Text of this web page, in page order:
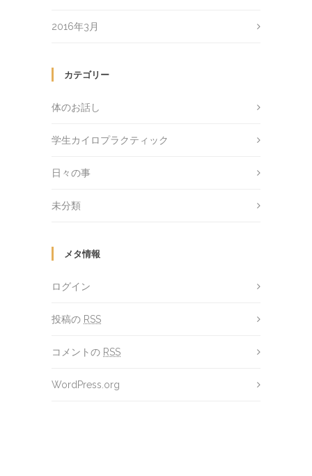
2016年3月
カテゴリー
体のお話し
学生カイロプラクティック
日々の事
未分類
メタ情報
ログイン
投稿の RSS
コメントの RSS
WordPress.org